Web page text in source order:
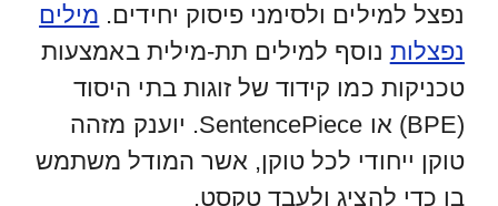
נפצל למילים ולסימני פיסוק יחידים. מילים
נפצלות נוסף למילים תת-מילית באמצעות
טכניקות כמו קידוד של זוגות בתי היסוד
(BPE) או SentencePiece. יוענק מזהה
טוקן ייחודי לכל טוקן, אשר המודל משתמש
בו כדי להציג ולעבד טקסט.